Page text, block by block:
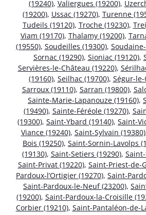
(19240), Valiergues (19200),
(19200), Ussac (19270), Turenne
Tudeils (19120), Troche (19230),
Viam (19170), Thalamy (19200),
(19550), Soudeilles (19300),
Sornac (19290), Sioniac (19120),
Servières-le-Château (19220),
(19160), Seilhac (19700), Ségur-le-
Sarroux (19110), Sarran (19800),
Sainte-Marie-Lapanouze (19160),
(19490), Sainte-Féréole (19270),
(19300), Saint-Ybard (19140), Saint-
Viance (19240), Saint-Sylvain (19380)
Bois (19250), Saint-Sornin-Lavolps
(19130), Saint-Setiers (19290),
Saint-Privat (19220), Saint-Priest-de-
Pardoux-l’Ortigier (19270), Saint-
Saint-Pardoux-le-Neuf (23200),
(19200), Saint-Pardoux-la-Croisille
Corbier (19210), Saint-Pantaléon-de-